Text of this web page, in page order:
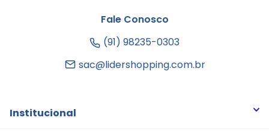
Fale Conosco
(91) 98235-0303
sac@lidershopping.com.br
Institucional